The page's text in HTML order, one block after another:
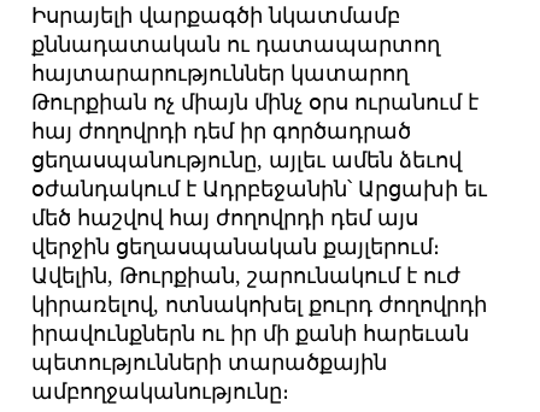
Իսրայելի վարքագծի նկատմամբ
քննադատական ու դատապարտող
հայտարարություններ կատարող
Թուրքիան ոչ միայն մինչ օրս ուրանում է
հայ ժողովրդի դեմ իր գործադրած
ցեղասպանությունը, այլեւ ամեն ձեւով
օժանդակում է Ադրբեջանին՝ Արցախի եւ
մեծ հաշվով հայ ժողովրդի դեմ այս
վերջին ցեղասպանական քայլերում։
Ավելին, Թուրքիան, շարունակում է ուժ
կիրառելով, ոտնակոխել քուրդ ժողովրդի
իրավունքներն ու իր մի քանի հարեւան
պետությունների տարածքային
ամբողջականությունը։